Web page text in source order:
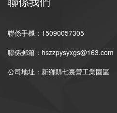
聯係手機：15090057305
聯係郵箱：hszzpysyxgs@163.com
公司地址：新鄉縣七裏營工業園區